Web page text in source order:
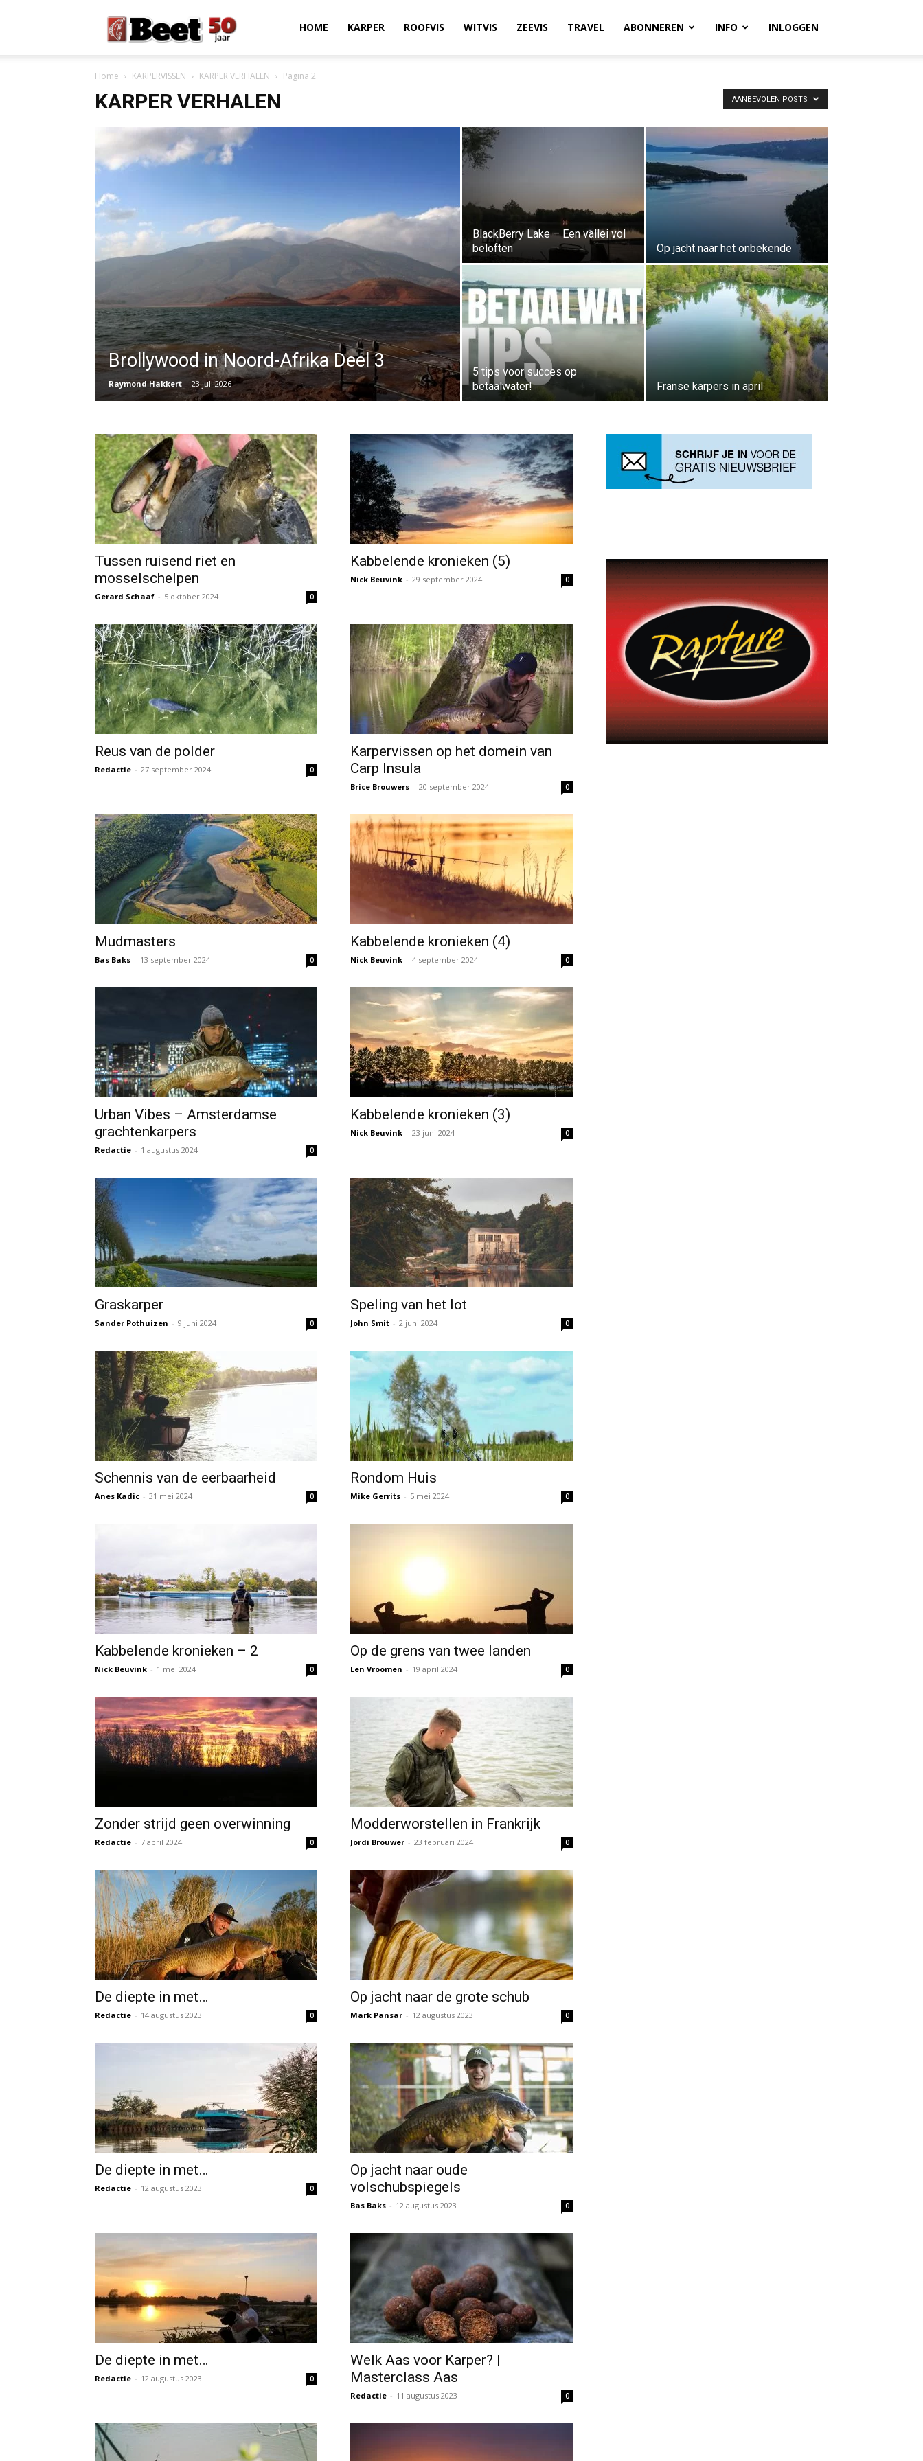
Magazine
HOME KARPER ROOFVIS WITVIS ZEEVIS TRAVEL ABONNEREN INFO INLOGGEN
Home KARPERVISSEN KARPER VERHALEN Pagina 2
KARPER VERHALEN AANBEVOLEN POSTS
Brollywood in Noord-Afrika Deel 3
Raymond Hakkert - 23 juli 2026
BlackBerry Lake – Een vallei vol
beloften
Op jacht naar het onbekende
5 tips voor succes op
betaalwater!
Franse karpers in april
Tussen ruisend riet en
mosselschelpen
Gerard Schaaf - 5 oktober 2024 0
Kabbelende kronieken (5)
Nick Beuvink - 29 september 2024 0
Reus van de polder
Redactie - 27 september 2024 0
Karpervissen op het domein van
Carp Insula
Brice Brouwers - 20 september 2024 0
Mudmasters
Bas Baks - 13 september 2024 0
Kabbelende kronieken (4)
Nick Beuvink - 4 september 2024 0
Urban Vibes – Amsterdamse
grachtenkarpers
Redactie - 1 augustus 2024 0
Kabbelende kronieken (3)
Nick Beuvink - 23 juni 2024 0
Graskarper
Sander Pothuizen - 9 juni 2024 0
Speling van het lot
John Smit - 2 juni 2024 0
Schennis van de eerbaarheid
Anes Kadic - 31 mei 2024 0
Rondom Huis
Mike Gerrits - 5 mei 2024 0
Kabbelende kronieken – 2
Nick Beuvink - 1 mei 2024 0
Op de grens van twee landen
Len Vroomen - 19 april 2024 0
Zonder strijd geen overwinning
Redactie - 7 april 2024 0
Modderworstellen in Frankrijk
Jordi Brouwer - 23 februari 2024 0
De diepte in met…
Redactie - 14 augustus 2023 0
Op jacht naar de grote schub
Mark Pansar - 12 augustus 2023 0
De diepte in met…
Redactie - 12 augustus 2023 0
Op jacht naar oude
volschubspiegels
Bas Baks - 12 augustus 2023 0
De diepte in met…
Redactie - 12 augustus 2023 0
Welk Aas voor Karper? |
Masterclass Aas
Redactie - 11 augustus 2023 0